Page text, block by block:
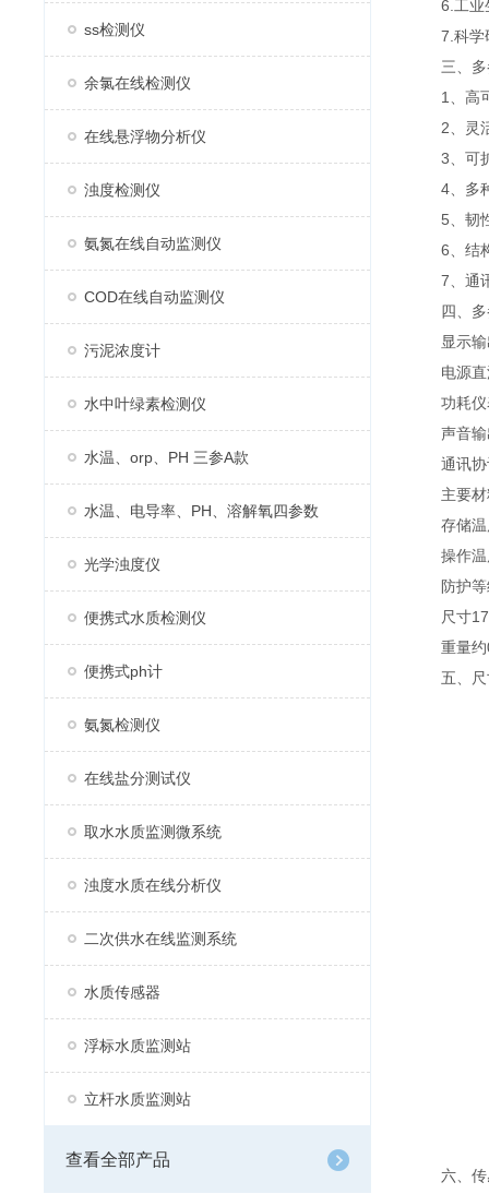
ss检测仪
余氯在线检测仪
在线悬浮物分析仪
浊度检测仪
氨氮在线自动监测仪
COD在线自动监测仪
污泥浓度计
水中叶绿素检测仪
水温、orp、PH 三参A款
水温、电导率、PH、溶解氧四参数
光学浊度仪
便携式水质检测仪
便携式ph计
氨氮检测仪
在线盐分测试仪
取水水质监测微系统
浊度水质在线分析仪
二次供水在线监测系统
水质传感器
浮标水质监测站
立杆水质监测站
查看全部产品
6.工业生
7.科学研
三、多
1、高可
2、灵活
3、可扩
4、多种
5、韧性
6、结构
7、通讯
四、多
显示输出
电源直
功耗仪
声音输
通讯协议
主要材
存储温
操作温
防护等
尺寸
重量约
五、尺
六、传